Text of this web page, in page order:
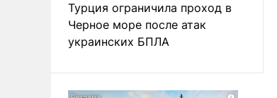
Турция ограничила проход в
Черное море после атак
украинских БПЛА